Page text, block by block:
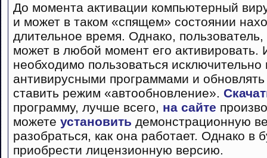
До момента активации компьютерный
и может в таком «спящем» состоянии
длительное время. Однако,
может в любой момент его активировать.
необходимо пользоваться
антивирусными программами и
ставить режим «автообновление».
программу, лучше всего, на сайте
можете установить демонстрационную
разобраться, как она работает. Однако
приобрести лицензионную версию.